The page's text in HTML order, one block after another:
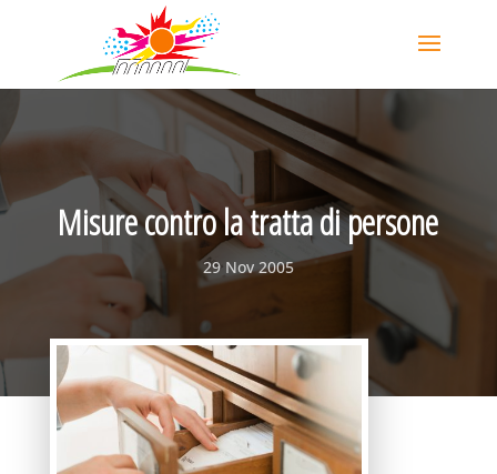
Misure contro la tratta di persone
29 Nov 2005